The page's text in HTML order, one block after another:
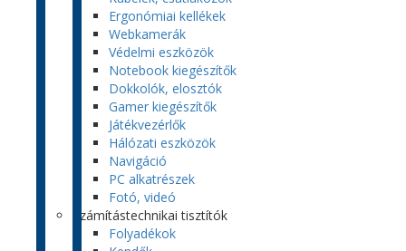
Ergonómiai kellékek
Webkamerák
Védelmi eszközök
Notebook kiegészítők
Dokkolók, elosztók
Gamer kiegészítők
Játékvezérlők
Hálózati eszközök
Navigáció
PC alkatrészek
Fotó, videó
Számítástechnikai tisztítók
Folyadékok